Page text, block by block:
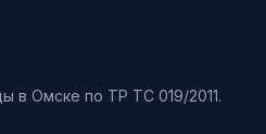
в Омске по ТР ТС 019/2011.